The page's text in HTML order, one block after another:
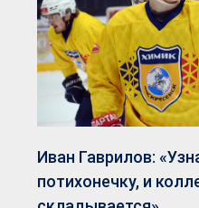
Иван Гаврилов:
потихонечку, и